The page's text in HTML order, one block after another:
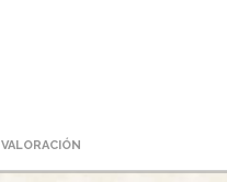
VALORACIÓN